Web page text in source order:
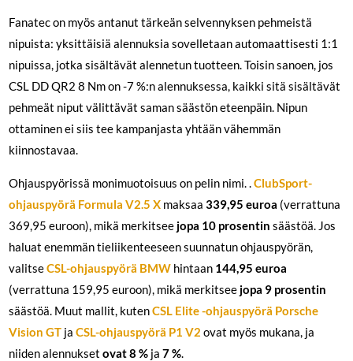
Fanatec on myös antanut tärkeän selvennyksen pehmeistä
nipuista: yksittäisiä alennuksia sovelletaan automaattisesti 1:1
nipuissa, jotka sisältävät alennetun tuotteen. Toisin sanoen, jos
CSL DD QR2 8 Nm on -7 %:n alennuksessa, kaikki sitä sisältävät
pehmeät niput välittävät saman säästön eteenpäin. Nipun
ottaminen ei siis tee kampanjasta yhtään vähemmän
kiinnostavaa.
Ohjauspyörissä monimuotoisuus on pelin nimi. .ClubSport-
ohjauspyörä Formula V2.5 X maksaa339,95 euroa (verrattuna
369,95 euroon), mikä merkitsee jopa 10 prosentin säästöä. Jos
haluat enemmän tieliikenteeseen suunnatun ohjauspyörän,
valitseCSL-ohjauspyörä BMW hintaan 144,95 euroa
(verrattuna 159,95 euroon), mikä merkitsee jopa 9 prosentin
säästöä. Muut mallit, kutenCSL Elite -ohjauspyörä Porsche
Vision GT jaCSL-ohjauspyörä P1 V2 ovat myös mukana, ja
niiden alennuksetovat 8 % ja7 %.